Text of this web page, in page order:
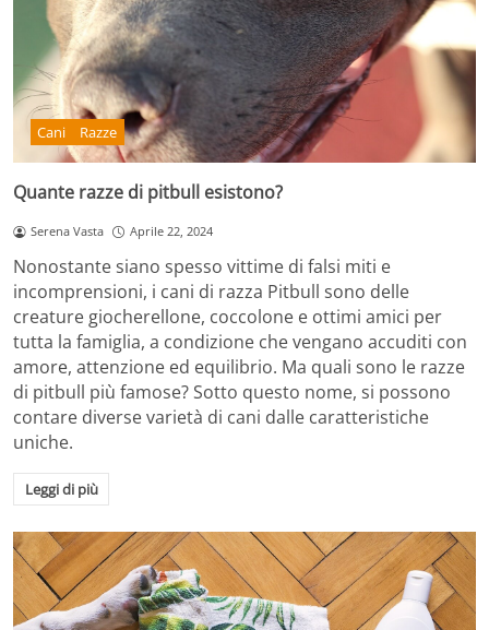
Cani Razze
Quante razze di pitbull esistono?
Serena Vasta Aprile 22, 2024
Nonostante siano spesso vittime di falsi miti e
incomprensioni, i cani di razza Pitbull sono delle
creature giocherellone, coccolone e ottimi amici per
tutta la famiglia, a condizione che vengano accuditi con
amore, attenzione ed equilibrio. Ma quali sono le razze
di pitbull più famose? Sotto questo nome, si possono
contare diverse varietà di cani dalle caratteristiche
uniche.
Leggi di più